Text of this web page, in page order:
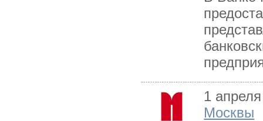
1
Москвы